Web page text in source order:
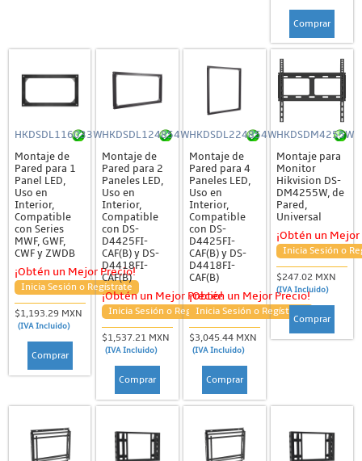
Comprar
HKDSDL116033W
Montaje de
Pared para 1
Panel LED,
Uso en
Interior,
Compatible
con Series
MWF, GWF,
CWF y ZWDB
¡Obtén un Mejor Precio!
Inicia Sesión o Regístrate
$1,193.29 MXN
(IVA Incluido)
Comprar
HKDSDL124854W
Montaje de
Pared para 2
Paneles LED,
Uso en
Interior,
Compatible
con DS-
D4425FI-
CAF(B) y DS-
D4418FI-
CAF(B)
¡Obtén un Mejor Precio!
Inicia Sesión o Regístrate
$1,537.21 MXN
(IVA Incluido)
Comprar
HKDSDL224854W
Montaje de
Pared para 4
Paneles LED,
Uso en
Interior,
Compatible
con DS-
D4425FI-
CAF(B) y DS-
D4418FI-
CAF(B)
¡Obtén un Mejor Precio!
Inicia Sesión o Regístrate
$3,045.44 MXN
(IVA Incluido)
Comprar
HKDSDM4255W
Montaje para
Monitor
Hikvision DS-
DM4255W, de
Pared,
Universal
¡Obtén un
Inicia Sesión o
$247.02 MXN
(IVA Incluido)
Comprar